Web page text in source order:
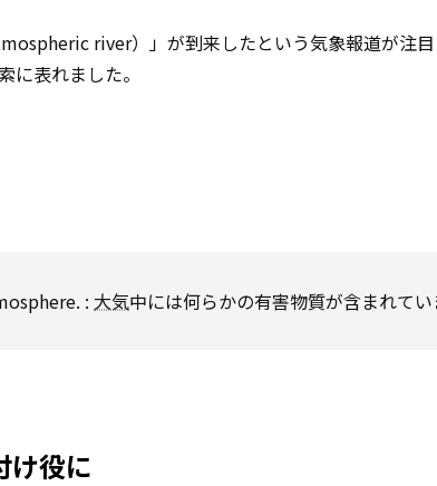
river）」が到来したという気象報道が注
表れました。
: 大気中には何らかの有害物質が含まれてい
役に